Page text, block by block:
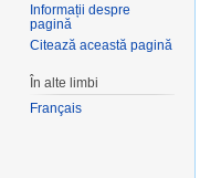
Informații despre
pagină
Citează această pagină
În alte limbi
Français